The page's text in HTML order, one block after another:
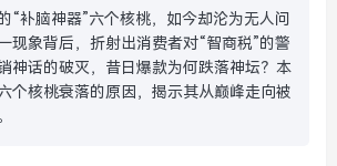
“补脑神器”六个核桃，如今却沦为无人问
现象背后，折射出消费者对“智商税”的警
神话的破灭，昔日爆款为何跌落神坛？本
个核桃衰落的原因，揭示其从巅峰走向被